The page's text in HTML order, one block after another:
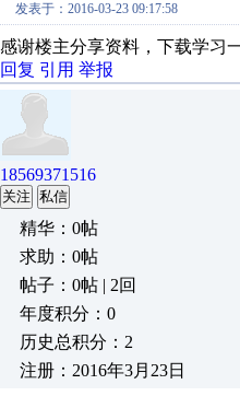
发表于：2016-03-23 09:17:58
感谢楼主分享资料，下载学习
回复 引用 举报
18569371516
关注 私信
精华：0帖
求助：0帖
帖子：0帖 | 2回
年度积分：0
历史总积分：2
注册：2016年3月23日